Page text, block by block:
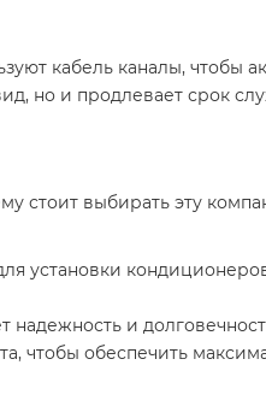
кабель каналы, чтобы
но и продлевает срок
стоит выбирать эту
установки
надежность и
чтобы обеспечить